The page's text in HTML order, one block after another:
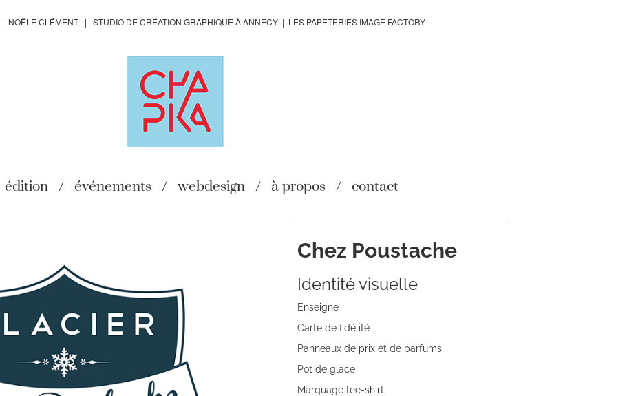
CLÉMENT | STUDIO DE CRÉATION GRAPHIQUE À ANNECY | LES PAPETERIES IMAGE FACTORY
édition événements webdesign à propos contact
Chez Poustache
Sous-
titre
Identité visuelle
Enseigne
Carte de fidélité
Panneaux de prix et de parfums
Pot de glace
Marquage tee-shirt